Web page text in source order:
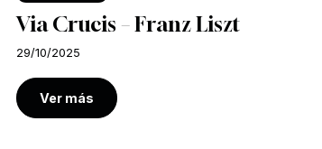
Via Crucis – Franz Liszt
29/10/2025
Ver más